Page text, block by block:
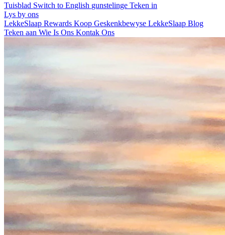
Tuisblad Switch to English gunstelinge Teken in
Lys by ons
LekkeSlaap Rewards Koop Geskenkbewyse LekkeSlaap Blog
Teken aan Wie Is Ons Kontak Ons